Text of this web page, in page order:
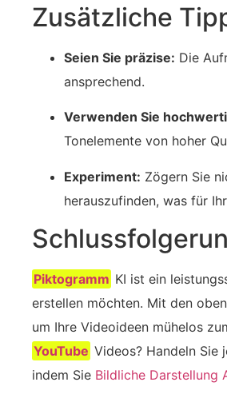
Zusätzliche
Seien Sie präzise: Die
ansprechend.
Verwenden Sie
Tonelemente von hoher
Experiment: Zögern Sie
herauszufinden, was für
Piktogramm KI ist ein
erstellen möchten. Mit den
um Ihre Videoideen mühelos
YouTube Videos? Handeln Sie
indem Sie Bildliche Darstellung